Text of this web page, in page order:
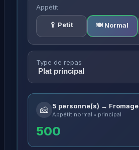
Appétit
🥄 Petit 🍽️ Normal
Type de repas
🧀 5 personne(s) → Fromage
Appétit normal • principal
500